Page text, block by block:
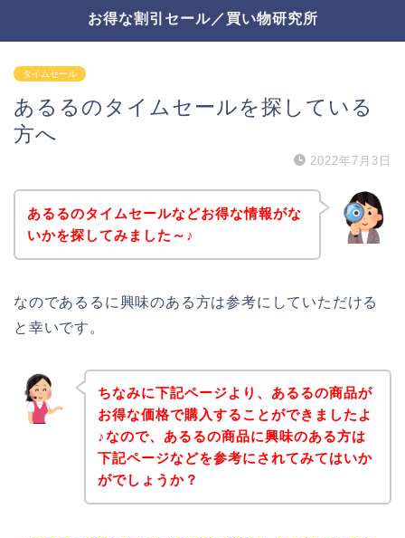
お得な割引セール／買い物研究所
タイムセール
あるるのタイムセールを探している
方へ
2022年7月3日
あるるのタイムセールなどお得な情報がな
いかを探してみました～♪
なのであるるに興味のある方は参考にしていただける
と幸いです。
ちなみに下記ページより、あるるの商品が
お得な価格で購入することができましたよ
♪なので、あるるの商品に興味のある方は
下記ページなどを参考にされてみてはいか
がでしょうか？